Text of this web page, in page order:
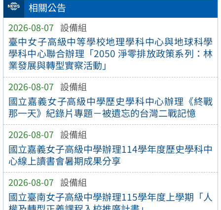
相關公告
2026-08-07 設備組
臺中女子高級中等學校地理學科中心與地球科學
學科中心聯合辦理「2050 淨零排放政策系列：林
業發展與轉型實察活動」
2026-08-07 設備組
國立嘉義女子高級中學歷史學科中心辦理《終戰
那一天》紀錄片專題－被遺忘的台灣二戰記憶
2026-08-07 設備組
國立嘉義女子高級中學辦理114學年度歷史學科中
心線上讀書會暑期成果分享
2026-08-07 設備組
國立臺南女子高級中學辦理115學年度上學期「人